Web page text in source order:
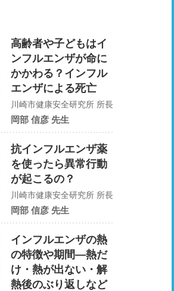
高齢者や子どもはイ
ンフルエンザが命に
かかわる？インフル
エンザによる死亡
川崎市健康安全研究所 所長
岡部 信彦 先生
抗インフルエンザ薬
を使ったら異常行動
が起こるの？
川崎市健康安全研究所 所長
岡部 信彦 先生
インフルエンザの熱
の特徴や期間―熱だ
け・熱が出ない・解
熱後のぶり返しなど